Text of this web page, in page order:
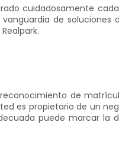
cuidadosamente
de soluciones
de
es propietario de un
puede marcar la